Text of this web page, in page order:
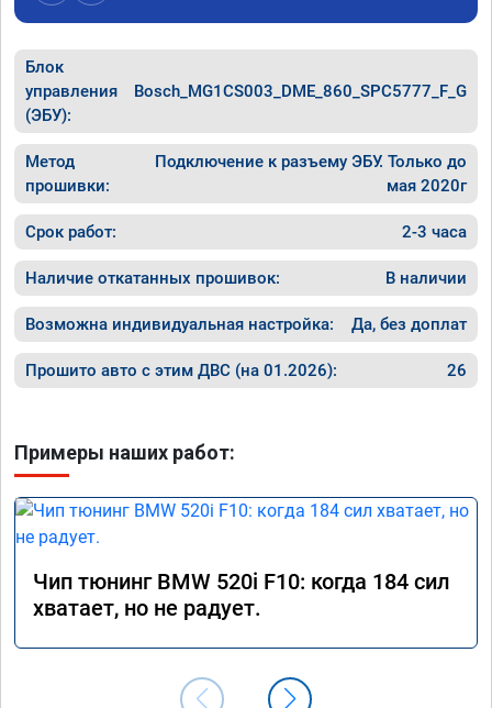
Блок
управления
(ЭБУ):
Bosch_MG1CS003_DME_860_SPC5777_F_G
Метод
прошивки:
Подключение к разъему ЭБУ. Только до
мая 2020г
Срок работ: 2-3 часа
Наличие откатанных прошивок: В наличии
Возможна индивидуальная настройка: Да, без доплат
Прошито авто с этим ДВС (на 01.2026): 26
Примеры наших работ:
Чип тюнинг BMW 520i F10: когда 184 сил
хватает, но не радует.